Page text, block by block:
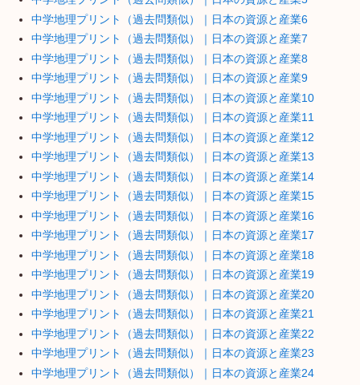
中学地理プリント（過去問類似）｜日本の資源と産業6
中学地理プリント（過去問類似）｜日本の資源と産業7
中学地理プリント（過去問類似）｜日本の資源と産業8
中学地理プリント（過去問類似）｜日本の資源と産業9
中学地理プリント（過去問類似）｜日本の資源と産業10
中学地理プリント（過去問類似）｜日本の資源と産業11
中学地理プリント（過去問類似）｜日本の資源と産業12
中学地理プリント（過去問類似）｜日本の資源と産業13
中学地理プリント（過去問類似）｜日本の資源と産業14
中学地理プリント（過去問類似）｜日本の資源と産業15
中学地理プリント（過去問類似）｜日本の資源と産業16
中学地理プリント（過去問類似）｜日本の資源と産業17
中学地理プリント（過去問類似）｜日本の資源と産業18
中学地理プリント（過去問類似）｜日本の資源と産業19
中学地理プリント（過去問類似）｜日本の資源と産業20
中学地理プリント（過去問類似）｜日本の資源と産業21
中学地理プリント（過去問類似）｜日本の資源と産業22
中学地理プリント（過去問類似）｜日本の資源と産業23
中学地理プリント（過去問類似）｜日本の資源と産業24